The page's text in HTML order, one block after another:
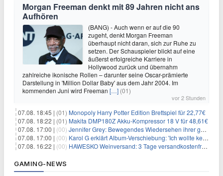
Morgan Freeman denkt mit 89 Jahren nicht ans
Aufhören
(BANG) - Auch wenn er auf die 90
zugeht, denkt Morgan Freeman
überhaupt nicht daran, sich zur Ruhe zu
setzen. Der Schauspieler blickt auf eine
äußerst erfolgreiche Karriere in
Hollywood zurück und übernahm
zahlreiche ikonische Rollen – darunter seine Oscar-prämierte
Darstellung in 'Million Dollar Baby' aus dem Jahr 2004. Im
kommenden Juni wird Freeman […] (01)
vor 2 Stunden
07.08. 18:45 | (01) Monopoly Harry Potter Edition Brettspiel für 22,77€
07.08. 18:22 | (01) Makita DMP180Z Akku-Kompressor 18 V für 48,61€
07.08. 17:00 | (00) Jennifer Grey: Bewegendes Wiedersehen ihrer geschiedenen Eltern kurz vor dem Tod ihrer Mutter
07.08. 17:00 | (00) Karol G erklärt Album-Verschiebung: 'Ich wollte keine persönliche Situation ausnutzen'
07.08. 16:22 | (00) HAWESKO Weinversand: 3 Tage versandkostenfrei bestellen (MBW 25€)
GAMING-NEWS